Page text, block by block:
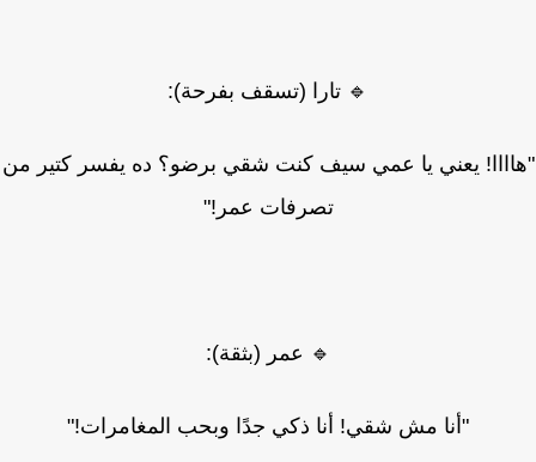
🔹 تارا (تسقف بفرحة):
يعني يا عمي سيف كنت شقي برضو؟ ده يفسر كتير من
تصرفات عمر!"
🔹 عمر (بثقة):
"أنا مش شقي! أنا ذكي جدًا وبحب المغامرات!"